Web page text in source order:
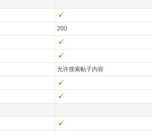
200
允许搜索帖子内容